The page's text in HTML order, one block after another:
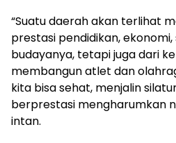
“Suatu daerah akan terlihat
prestasi pendidikan, ekonomi,
budayanya, tetapi juga dari
membangun atlet dan
kita bisa sehat, menjalin
berprestasi mengharumkan
intan.